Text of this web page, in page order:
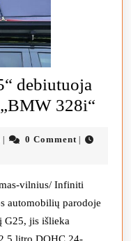
debiutuoja
328i“
kaip
auto_admin
| 0 Comment |
vilnius/ Infiniti
automobilių parodoje
G25, jis išlieka
litro DOHC 24-